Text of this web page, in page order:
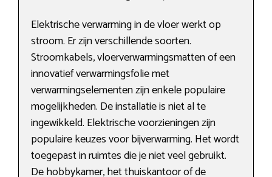
Elektrische verwarming in de vloer werkt op
stroom. Er zijn verschillende soorten.
Stroomkabels, vloerverwarmingsmatten of een
innovatief verwarmingsfolie met
verwarmingselementen zijn enkele populaire
mogelijkheden. De installatie is niet al te
ingewikkeld. Elektrische voorzieningen zijn
populaire keuzes voor bijverwarming. Het wordt
toegepast in ruimtes die je niet veel gebruikt.
De hobbykamer, het thuiskantoor of de